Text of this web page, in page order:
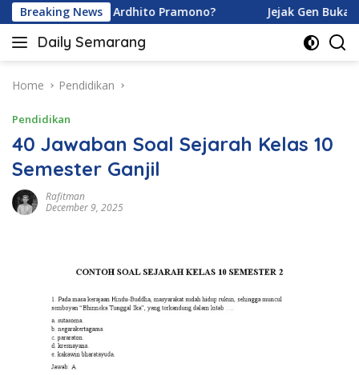
Skip
to
content
Breaking News
dan Ardhito Pramono? Jejak Gen Buka
Daily Semarang
"Semarang
Ini:
Terkini
untuk
Anda"
Home Pendidikan
Pendidikan
40 Jawaban Soal Sejarah Kelas 10
Semester Ganjil
Rafitman
December 9, 2025